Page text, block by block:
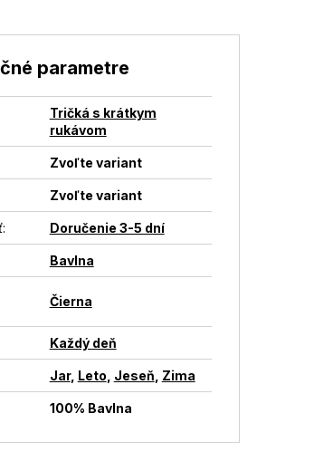
parametre
Tričká s krátkym
rukávom
Zvoľte variant
Zvoľte variant
: Doručenie 3-5 dní
Bavlna
Čierna
Každý deň
Jar, Leto Jeseň Zima
100% Bavlna